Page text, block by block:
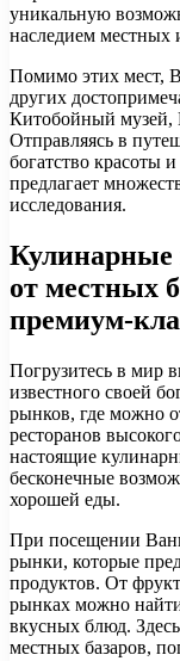
уникальную
наследием местных
Помимо этих мест,
других
Китобойный музей,
Отправляясь в
богатство красоты
предлагает
исследования.
Кулинарные
от местных
премиум-
Погрузитесь в мир
известного своей
рынков, где можно
ресторанов
настоящие
бесконечные
хорошей еды.
При посещении
рынки, которые
продуктов. От
рынках можно
вкусных блюд.
местных базаров,